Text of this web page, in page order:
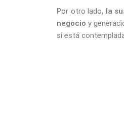
Por otro lado, la
negocio y
sí está